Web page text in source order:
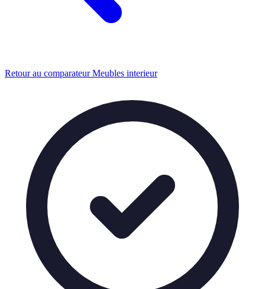
Retour au comparateur Meubles interieur